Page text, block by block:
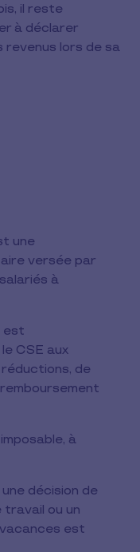
il reste
à déclarer
revenus lors de sa
une
versée par
à
est
CSE aux
de
à
décision de
travail ou un
est